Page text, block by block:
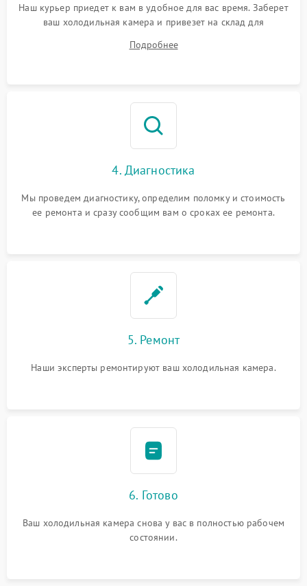
Наш курьер приедет к вам в удобное для вас время. Заберет
ваш холодильная камера и привезет на склад для
Подробнее
4. Диагностика
Мы проведем диагностику, определим поломку и стоимость
ее ремонта и сразу сообщим вам о сроках ее ремонта.
5. Ремонт
Наши эксперты ремонтируют ваш холодильная камера.
6. Готово
Ваш холодильная камера снова у вас в полностью рабочем
состоянии.